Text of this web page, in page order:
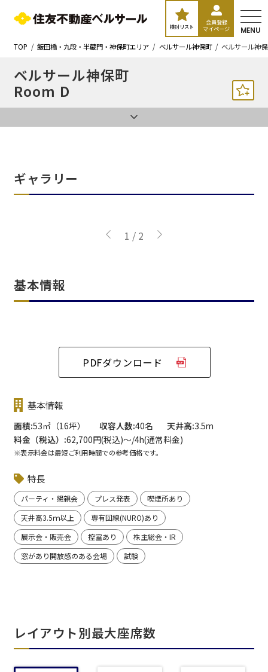
検討リスト
会員登録
マイページ
MENU
TOP
飯田橋・九段・半蔵門・神保町エリア ベルサール神保町 ベルサール神
ベルサール神保町
Room D
ギャラリー
1 / 2
基本情報
PDFダウンロード
基本情報
面積 53㎡（16坪） 収容人数 40名 天井高 3.5m
料金（税込）
62,700円(税込)〜/4h(通常料金)
※表示料金は最短ご利用時間での参考価格です。
特長
パーティ・懇親会 プレス発表
喫煙所あり
天井高3.5ｍ以上
専有回線(NURO)あり
展示会・販売会
控室あり
株主総会・IR
窓があり開放感のある会場
試験
レイアウト別最大座席数